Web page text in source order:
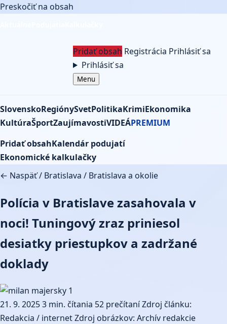
Preskočiť na obsah
Pridať obsah Registrácia Prihlásiť sa
Prihlásiť sa
Menu
SlovenskoRegiónySvetPolitikaKrimiEkonomika
KultúraŠportZaujímavostiVIDEÁPREMIUM
Pridať obsahKalendár podujatí
Ekonomické kalkulačky
← Naspäť/ Bratislava / Bratislava a okolie
Polícia v Bratislave zasahovala v
noci! Tuningový zraz priniesol
desiatky priestupkov a zadržané
doklady
21. 9. 20253 min. čítania 52 prečítaníZdroj článku:
Redakcia / internetZdroj obrázkov: Archív redakcie